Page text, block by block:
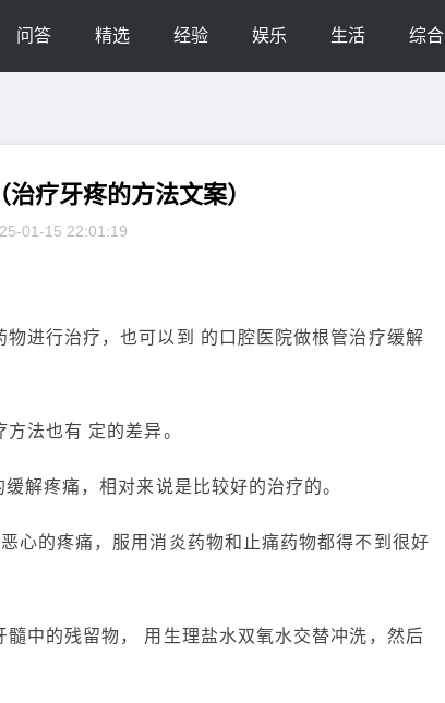
问答 精选 经验 娱乐 生活 综合
疗牙疼的方法文案）
01-15 22:01:19
进行治疗，也可以到 的口腔医院做根管治疗缓解
法也有 定的差异。
解疼痛，相对来说是比较好的治疗的。
心的疼痛，服用消炎药物和止痛药物都得不到很好
中的残留物， 用生理盐水双氧水交替冲洗，然后